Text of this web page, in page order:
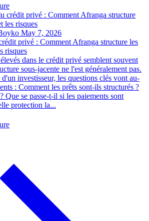
May 7, 2026
privé : Comment Afranga structure les
risques
dans le crédit privé semblent souvent
sous-jacente ne l'est généralement pas.
investisseur, les questions clés vont au-
: Comment les prêts sont-ils structurés ?
Que se passe-t-il si les paiements sont
protection la...